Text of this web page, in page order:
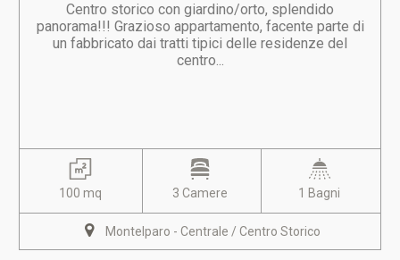
Centro storico con giardino/orto, splendido
panorama!!! Grazioso appartamento, facente parte di
un fabbricato dai tratti tipici delle residenze del
centro...
100 mq 3 Camere 1 Bagni
Montelparo - Centrale / Centro Storico